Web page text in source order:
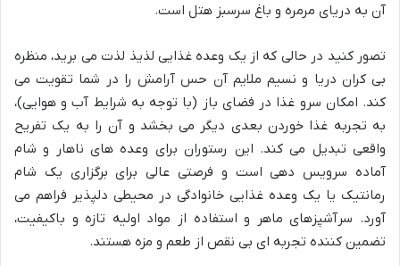
آن به دریای مرمره و باغ سرسبز هتل است.
تصور کنید در حالی که از یک وعده غذایی لذیذ لذت می برید، منظره
بی کران دریا و نسیم ملایم آن حس آرامش را در شما تقویت می
کند. امکان سرو غذا در فضای باز (با توجه به شرایط آب و هوایی)،
به تجربه غذا خوردن بعدی دیگر می بخشد و آن را به یک تفریح
واقعی تبدیل می کند. این رستوران برای وعده های ناهار و شام
آماده سرویس دهی است و فرصتی عالی برای برگزاری یک شام
رمانتیک یا یک وعده غذایی خانوادگی در محیطی دلپذیر فراهم می
آورد. سرآشپزهای ماهر و استفاده از مواد اولیه تازه و باکیفیت،
تضمین کننده تجربه ای بی نقص از طعم و مزه هستند.